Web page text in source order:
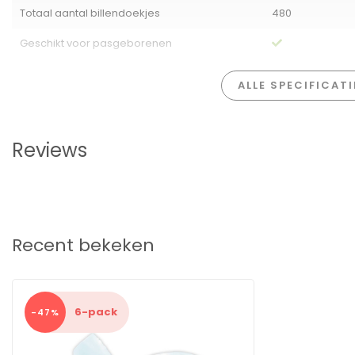
Houd, om wurging en/of verstikking te voorkomen, alle
Totaal aantal billendoekjes
480
Geschikt voor pasgeborenen
ALLE
Reviews
Recent bekeken
-47% 6-pack